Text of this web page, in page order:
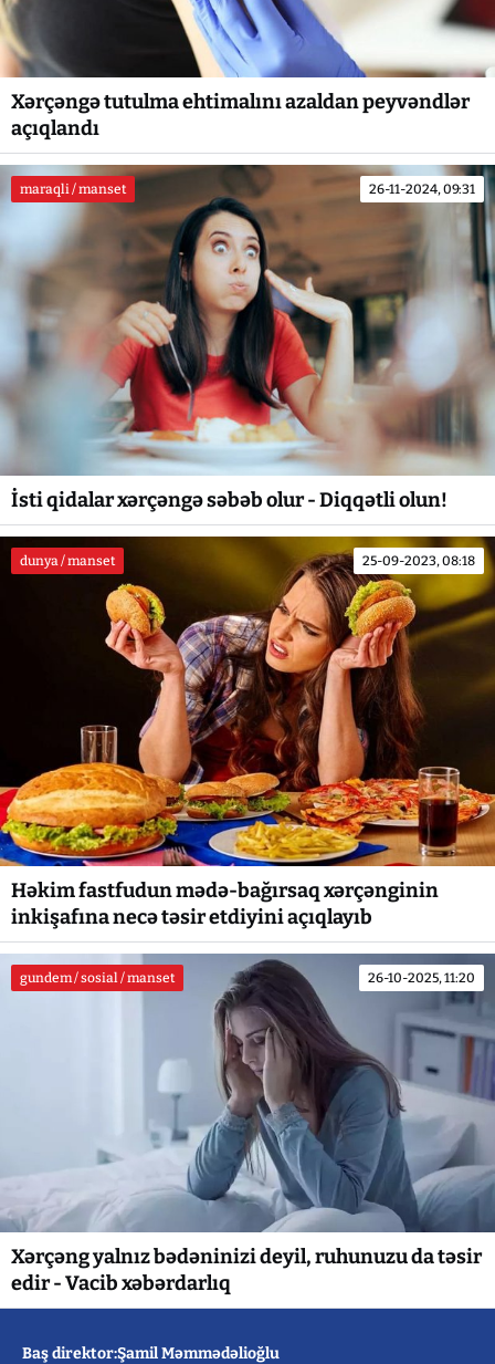
Xərçəngə tutulma ehtimalını azaldan peyvəndlər
açıqlandı
maraqli / manset 26-11-2024, 09:31
İsti qidalar xərçəngə səbəb olur - Diqqətli olun!
dunya / manset 25-09-2023, 08:18
Həkim fastfudun mədə-bağırsaq xərçənginin
inkişafına necə təsir etdiyini açıqlayıb
gundem / sosial / manset 26-10-2025, 11:20
Xərçəng yalnız bədəninizi deyil, ruhunuzu da təsir
edir - Vacib xəbərdarlıq
Baş direktor:Şamil Məmmədəlioğlu